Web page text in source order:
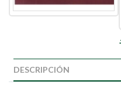
DESCRIPCIÓN